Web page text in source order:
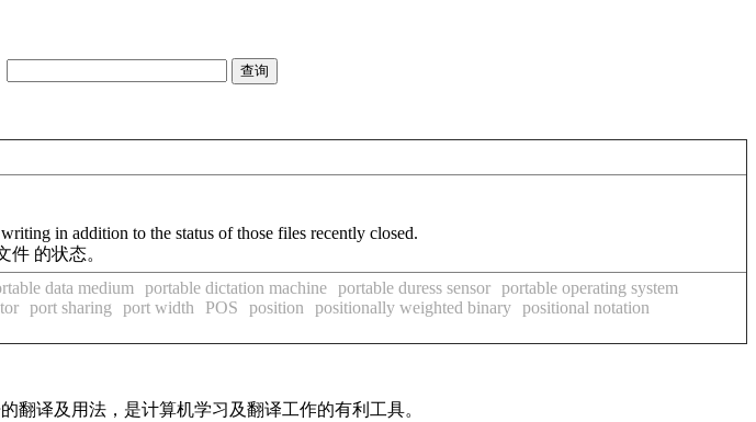
in addition to the status of those files recently closed.
的状态。
data medium portable dictation machine portable duress sensor portable operating system
port sharing port width POS position positionally weighted binary positional notation
翻译及用法，是计算机学习及翻译工作的有利工具。